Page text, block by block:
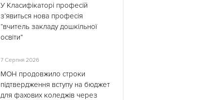
У Класифікаторі професій
з’явиться нова професія
“вчитель закладу дошкільної
освіти”
7 Серпня 2026
МОН продовжило строки
підтвердження вступу на бюджет
для фахових коледжів через